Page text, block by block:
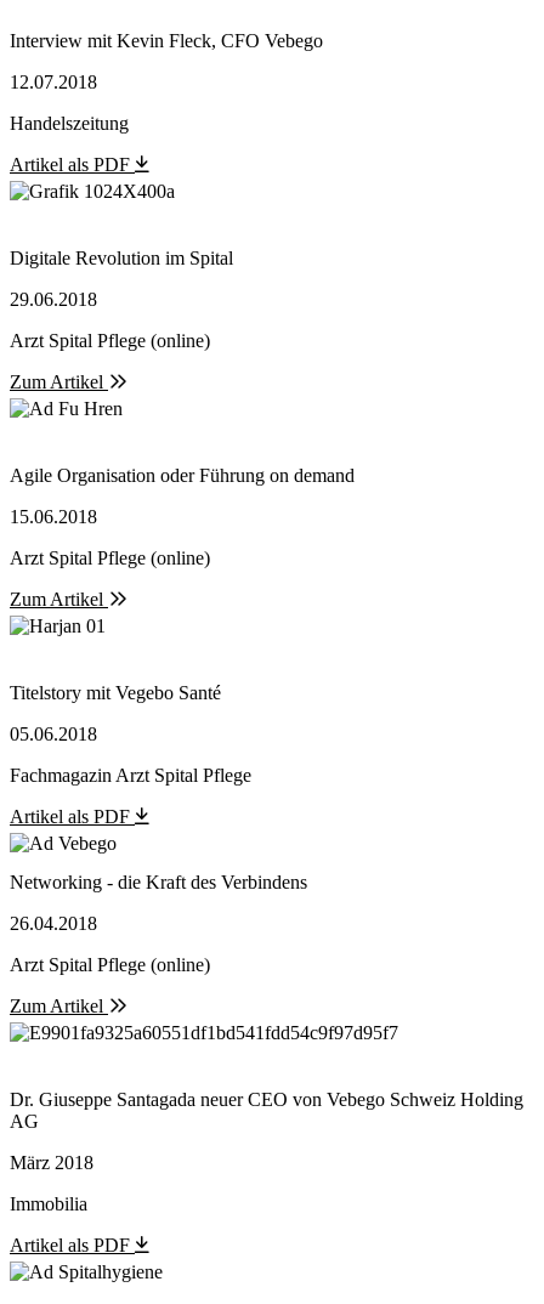
Interview mit Kevin Fleck, CFO Vebego
12.07.2018
Handelszeitung
Artikel als PDF
Digitale Revolution im Spital
29.06.2018
Arzt Spital Pflege (online)
Zum Artikel
Agile Organisation oder Führung on demand
15.06.2018
Arzt Spital Pflege (online)
Zum Artikel
Titelstory mit Vegebo Santé
05.06.2018
Fachmagazin Arzt Spital Pflege
Artikel als PDF
Networking - die Kraft des Verbindens
26.04.2018
Arzt Spital Pflege (online)
Zum Artikel
Dr. Giuseppe Santagada neuer CEO von Vebego Schweiz Holding
AG
März 2018
Immobilia
Artikel als PDF